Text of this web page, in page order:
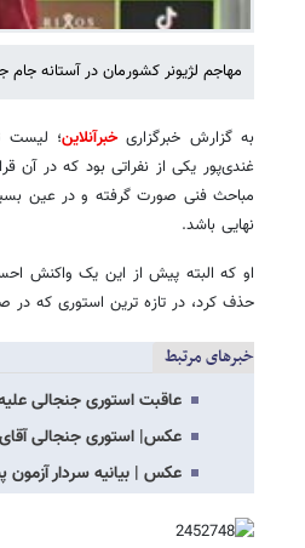
مهاجم لژیونر کشورمان در آستانه جام جهانی ۲۰۲۶ از تیم ملی
به گزارش خبرگزاریخبرآنلاین
غندی‌پور یکی از نفراتی بود که در آن
مباحث فنی صورت گرفته و در عین
نهایی باشد.
او که البته پیش از این یک واکنش
حذف کرد، در تازه ترین استوری که
خبرهای مرتبط
عاقبت استوری جنجالی
عکس| استوری جنجالی آقای
عکس | بیانیه سردار آزمون